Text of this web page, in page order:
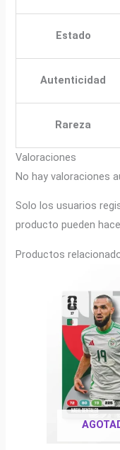
Estado
Autenticidad
Rareza
Valoraciones
No hay valoraciones
Solo los usuarios
producto pueden
Productos